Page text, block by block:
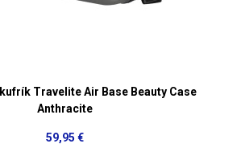
Travelite Air Base Beauty Case
Anthracite
59,95 €